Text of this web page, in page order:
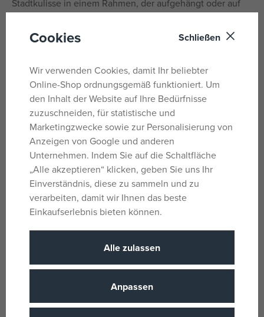
Stadtkulisse in einem Rahmen, der aufgehängt oder auf
BAUEN UND PRÄSENTIEREN SIE EIN MODELL –
Kunstwerks für Erwachsene, befestigen Sie den
dekorierten „Stadt der Liebe“-Stein an der Vorderseite und
stellen Sie das Modell zu Hause oder im Büro aus.
GESCHENKTIPP FÜR ERWACHSENE – Das aufwendige
Architektur-Bauset ist ideal für Liebhaber von Reisen,
Geschichte, Paris und LEGO®-Sammlerstücken und eignet
sich hervorragend als Geburtstags- oder
Weihnachtsgeschenk.
SAMMLE MODELLE – Mit der LEGO® Builder App kannst
du Modelle anhand von 3D-Anleitungen bauen, deinen
Fortschritt verfolgen und alle deine Sets in der App
LEGO® ARCHITECTURE BAUSET – Dieses LEGO
Architecture Ausstellungsmodell ist Teil eines
hochwertigen Bausets für Erwachsene (separat erhältlich),
die gerne kreativ arbeiten.
Cookies Schließen
Wir verwenden Cookies, damit Ihr beliebter
Online-Shop ordnungsgemäß funktioniert. Um
den Inhalt der Website auf Ihre Bedürfnisse
zuzuschneiden, für statistische und
Marketingzwecke sowie zur Personalisierung von
Anzeigen von Google und anderen
Unternehmen. Indem Sie auf die Schaltfläche
„Alle akzeptieren“ klicken, geben Sie uns Ihr
Einverständnis, diese zu sammeln und zu
verarbeiten, damit wir Ihnen das beste
Einkaufserlebnis bieten können.
Alle zulassen
Anpassen